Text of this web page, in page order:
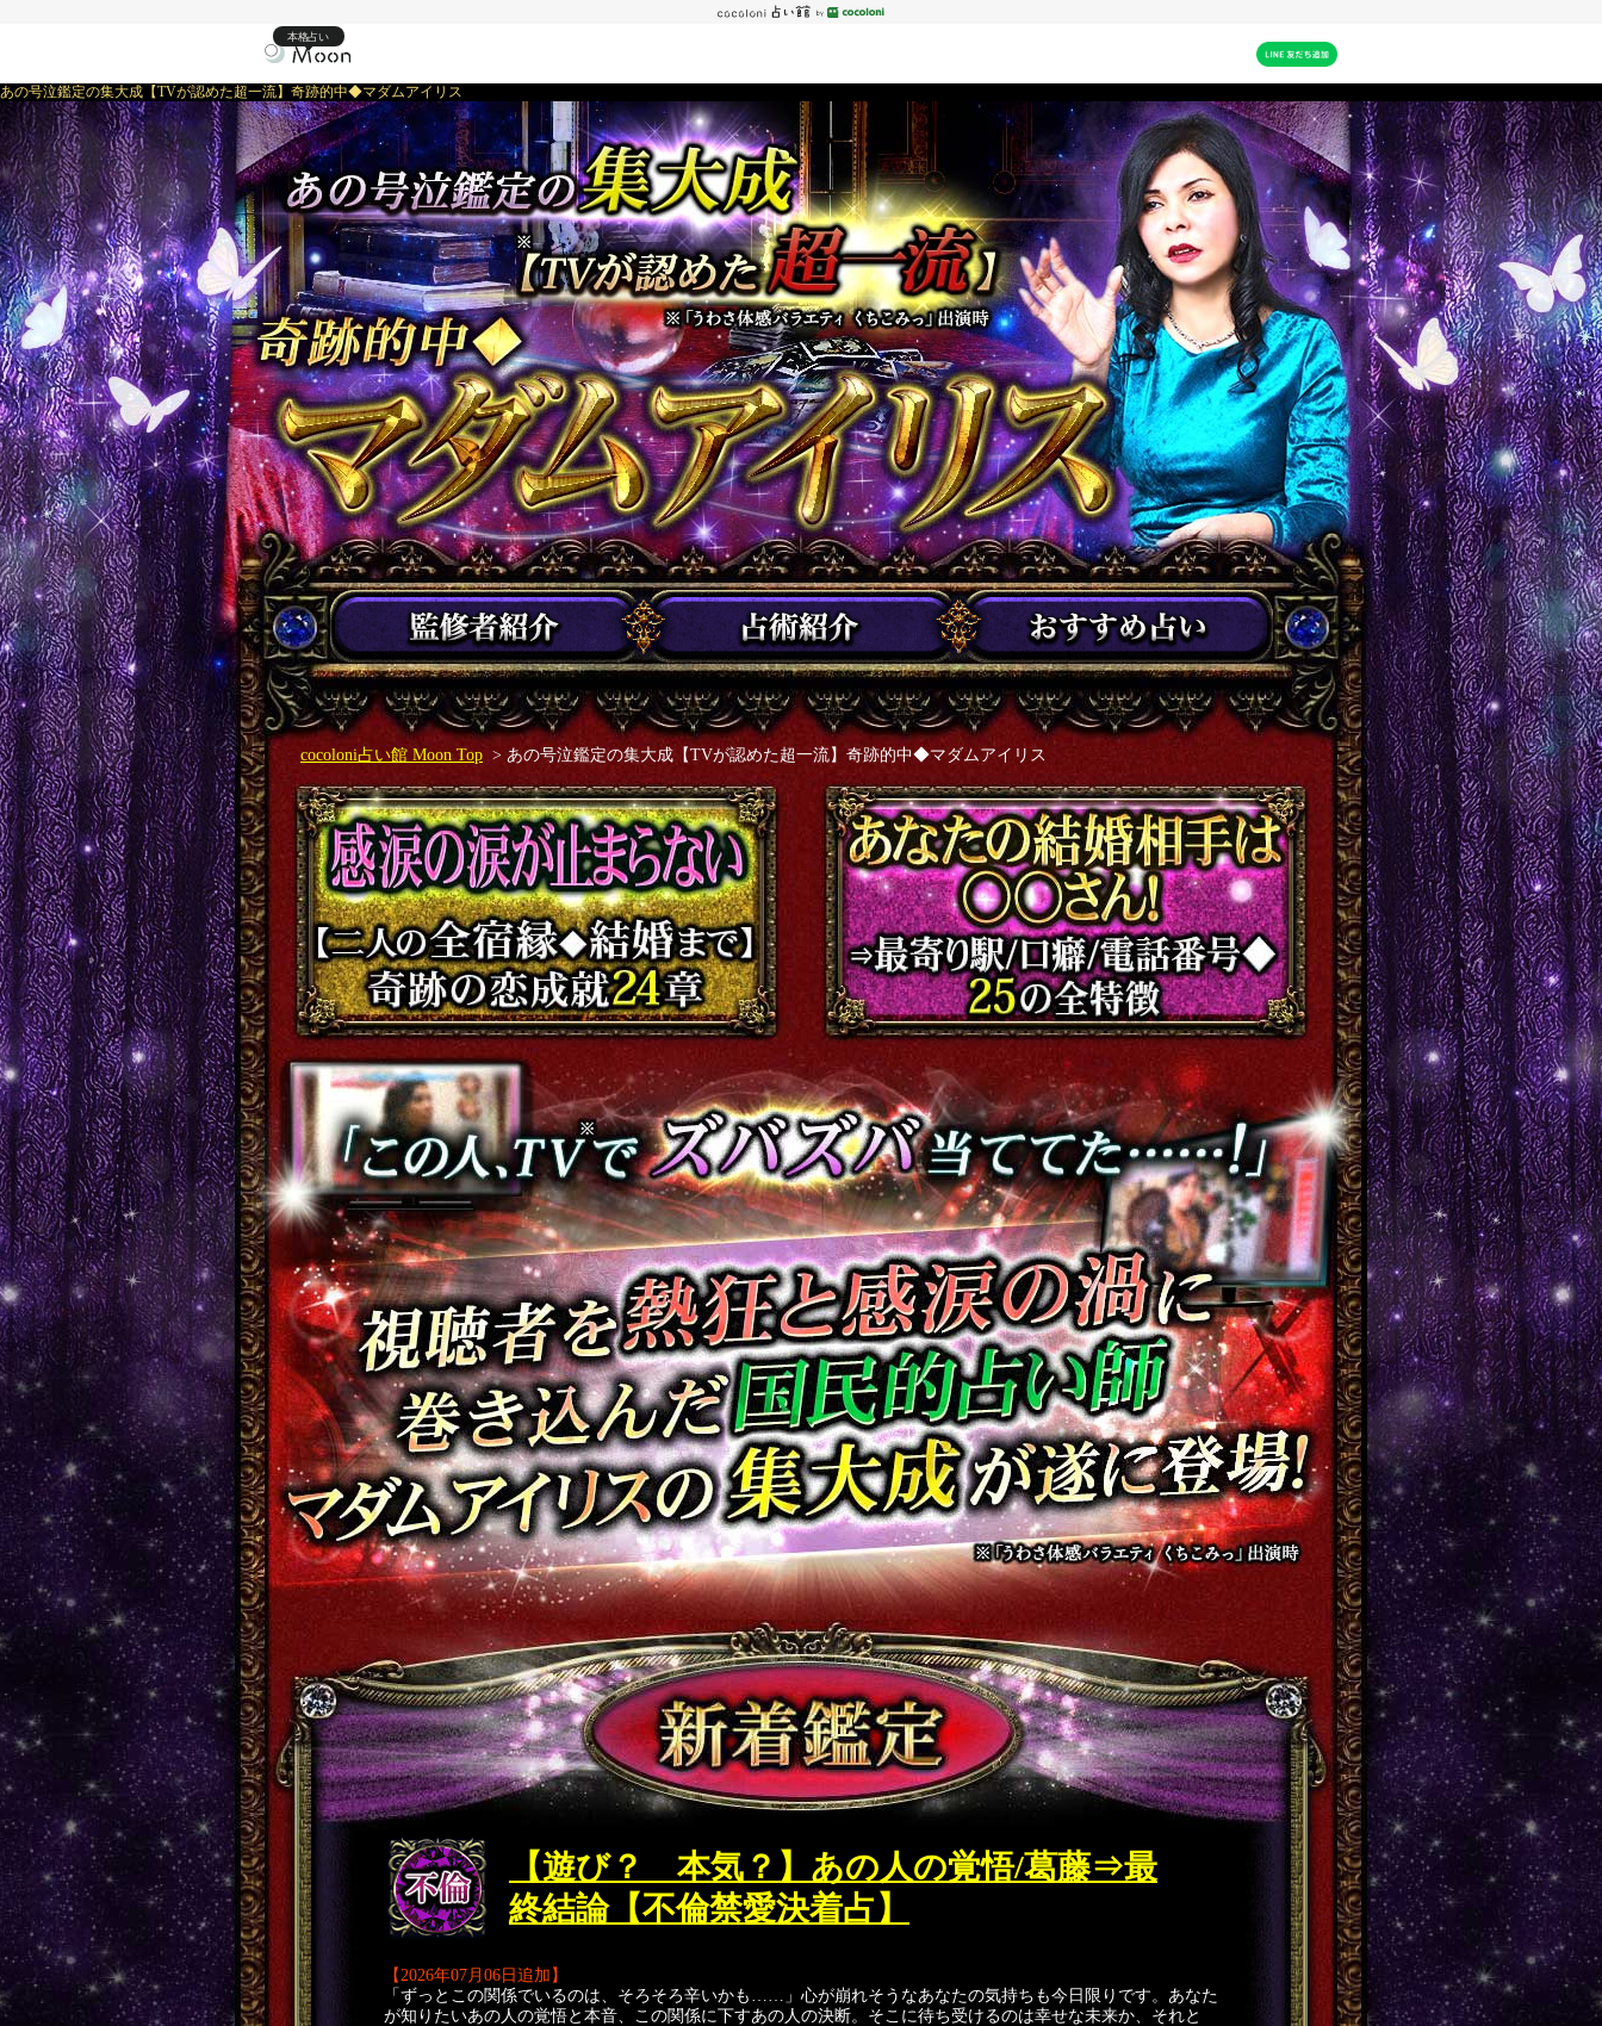
本格占い
あの号泣鑑定の集大成【TVが認めた超一流】奇跡的中◆マダムアイリス
cocoloni占い館 Moon Top > あの号泣鑑定の集大成【TVが認めた超一流】奇跡的中◆マダムアイリス
【遊び？ 本気？】あの人の覚悟/葛藤⇒最
終結論【不倫禁愛決着占】
【2026年07月06日追加】
「ずっとこの関係でいるのは、そろそろ辛いかも……」心が崩れそうなあなたの気持ちも今日限りです。あなた
が知りたいあの人の覚悟と本音、この関係に下すあの人の決断。そこに待ち受けるのは幸せな未来か、それと